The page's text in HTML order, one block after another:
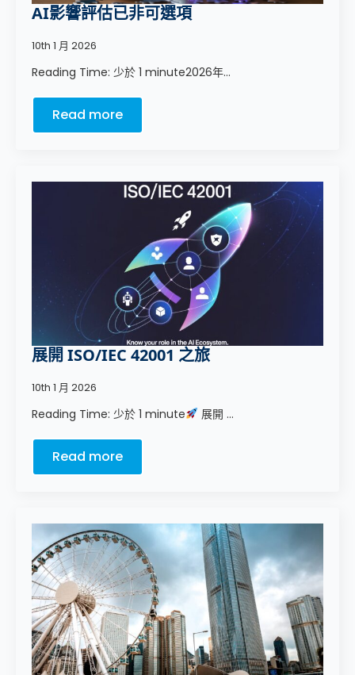
AI影響評估已非可選項
10th 1 月 2026
Reading Time: 少於 1 minute2026年...
Read more
展開 ISO/IEC 42001 之旅
10th 1 月 2026
Reading Time: 少於 1 minute 展開 ...
Read more